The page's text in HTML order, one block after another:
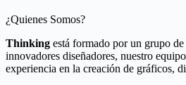
¿Quienes Somos?
Thinking está formado por un grupo
innovadores diseñadores, nuestro
experiencia en la creación de gráficos,